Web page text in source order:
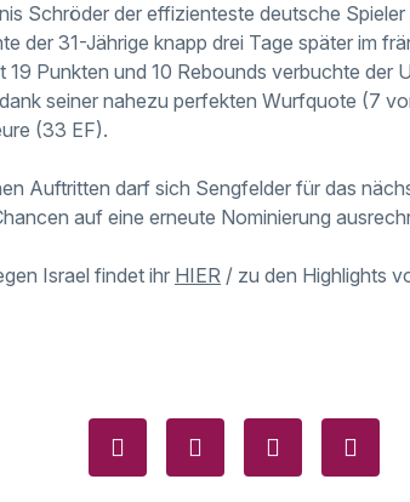
Schröder der effizienteste deutsche
der 31-Jährige knapp drei Tage später im
Punkten und 10 Rebounds verbuchte der
seiner nahezu perfekten Wurfquote (7
(33 EF).
Auftritten darf sich Sengfelder für das
auf eine erneute Nominierung
Israel findet ihr HIER / zu den Highlights